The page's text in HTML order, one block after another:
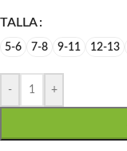
TALLA
5-6 7-8 9-11 12-13
- +